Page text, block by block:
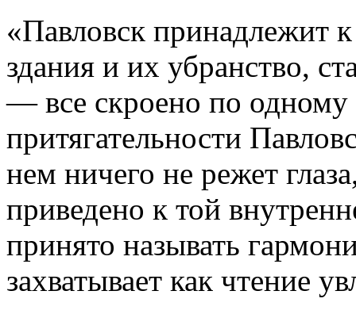
«Павловск принадлежит
здания и их убранство,
— все скроено по
притягательности
нем ничего не режет
приведено к той
принято называть
захватывает как чтение